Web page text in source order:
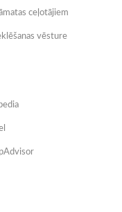
ceļotājiem
vēsture